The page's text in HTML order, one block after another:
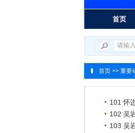
首页
首页 >> 重要
101 怀
102 吴
103 吴